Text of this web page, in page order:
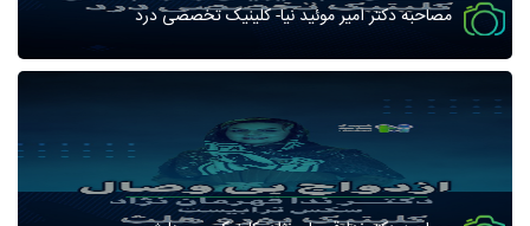
مصاحبه دکتر امیر موئید نیا- کلینیک تخصصی درد